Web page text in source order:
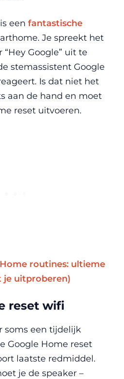
een fantastische
Je spreekt het
Google” uit te
stemassistent Google
Is dat niet het
aan de hand en moet
reset uitvoeren.
routines: ultieme
je uitproberen)
reset wifi
soms een tijdelijk
Google Home reset
laatste redmiddel.
je de speaker –